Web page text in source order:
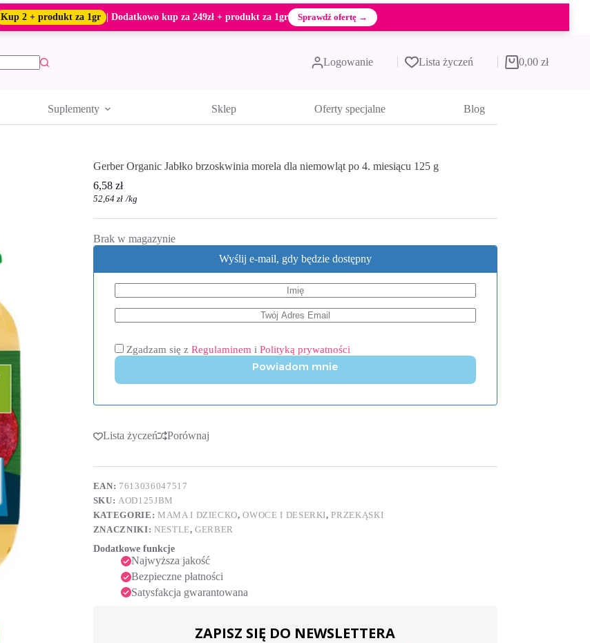
Kup 2 + produkt za 1gr | Dodatkowo kup za 249zł + produkt za 1gr Sprawdź ofertę →
Logowanie Lista życzeń Koszyk
0,00 zł
Suplementy Sklep Oferty specjalne Blog
Gerber Organic Jabłko brzoskwinia morela dla niemowląt po 4. miesiącu 125 g
6,58 zł
52,64 zł /kg
Brak w magazynie
Wyślij e-mail, gdy będzie dostępny
Zgadzam się z Regulaminem i Polityką prywatności
Powiadom mnie
Lista życzeń Porównaj
EAN: 7613036047517
SKU:AOD125JBM
KATEGORIE: MAMA I DZIECKO,OWOCE I DESERKI,PRZEKĄSKI
ZNACZNIKI: NESTLE,GERBER
Dodatkowe funkcje
Najwyższa jakość
Bezpieczne płatności
Satysfakcja gwarantowana
ZAPISZ SIĘ DO NEWSLETTERA